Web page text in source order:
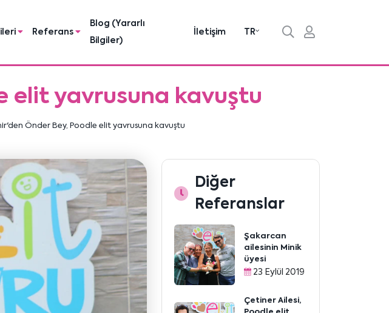
Referans
Blog (Yararlı
Bilgiler)
İletişim TR
elit yavrusuna kavuştu
Önder Bey, Poodle elit yavrusuna kavuştu
Diğer
Referanslar
Şakarcan
ailesinin Minik
üyesi
23 Eylül 2019
Çetiner Ailesi,